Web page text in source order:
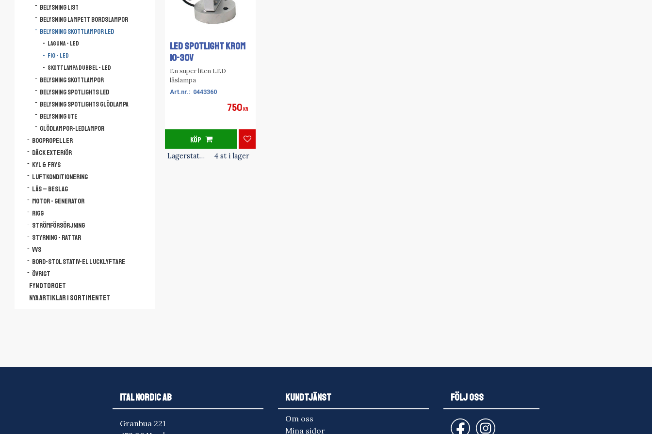
LED SPOTLIGHT KROM
10-30V
En super liten LED
läslampa
0443360
750KR
Lägg till i favoriter
Lagerstatus 4 st i lager
KÖP
Belysning list
Belysning lampett bordslampor
Belysning skottlampor LED
Laguna - LED
F10 - LED
Skottlampa dubbel - LED
Belysning skottlampor
Belysning spotlights LED
Belysning spotlights glödlampa
Belysning ute
Glödlampor-ledlampor
Bogpropeller
Däck Exteriör
Kyl & Frys
Luftkonditionering
Lås – Beslag
Motor - Generator
Rigg
Strömförsörjning
Styrning - Rattar
VVS
Bord-Stol Stativ-El lucklyftare
Övrigt
FYNDTORGET
NYA ARTIKLAR I SORTIMENTET
ITAL NORDIC AB
Granbua 221
KUNDTJÄNST
Om oss
Mina sidor
FÖLJ OSS